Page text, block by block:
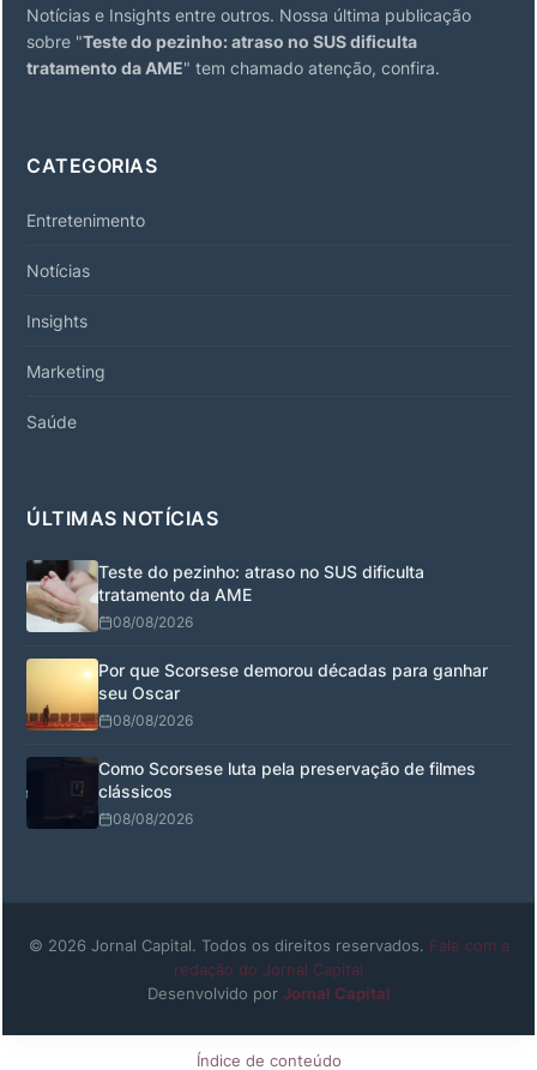
Notícias e Insights entre outros. Nossa última publicação
sobre "Teste do pezinho: atraso no SUS dificulta
tratamento da AME" tem chamado atenção, confira.
CATEGORIAS
Entretenimento
Notícias
Insights
Marketing
Saúde
ÚLTIMAS NOTÍCIAS
Teste do pezinho: atraso no SUS dificulta
tratamento da AME
08/08/2026
Por que Scorsese demorou décadas para ganhar
seu Oscar
08/08/2026
Como Scorsese luta pela preservação de filmes
clássicos
08/08/2026
© 2026 Jornal Capital. Todos os direitos reservados. Fale com a
redação do Jornal Capital
Desenvolvido por Jornal Capital
Índice de conteúdo